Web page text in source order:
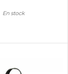
En stock